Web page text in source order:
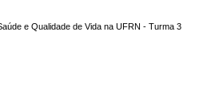
e Qualidade de Vida na UFRN - Turma 3